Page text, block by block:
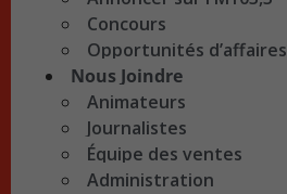
Concours
Opportunités d’affaires
Nous Joindre
Animateurs
Journalistes
Équipe des ventes
Administration